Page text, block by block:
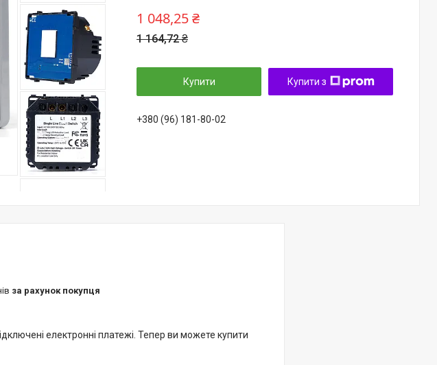
1 164,72 ₴
1 048,25 ₴
Купити Купити з
+380 (96) 181-80-02
за рахунок покупця
електронні платежі. Тепер ви можете купити